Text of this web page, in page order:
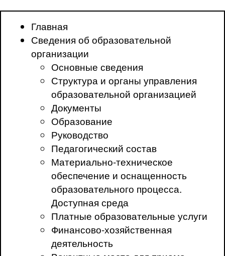
Главная
Сведения об образовательной
организации
Основные сведения
Структура и органы управления
образовательной организацией
Документы
Образование
Руководство
Педагогический состав
Материально-техническое
обеспечение и оснащенность
образовательного процесса.
Доступная среда
Платные образовательные услуги
Финансово-хозяйственная
деятельность